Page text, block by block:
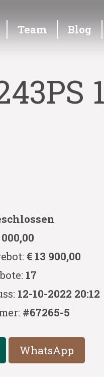
Team Blog
€ 13 900,00
17
12-10-2022 20:12
#67265-5
WhatsApp